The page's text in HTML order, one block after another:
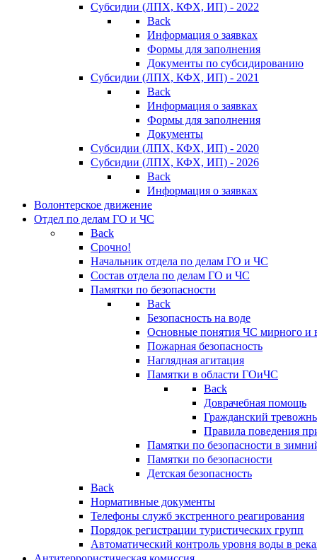
Субсидии (ЛПХ, КФХ, ИП) - 2022
Back
Информация о заявках
Формы для заполнения
Документы по субсидированию
Субсидии (ЛПХ, КФХ, ИП) - 2021
Back
Информация о заявках
Формы для заполнения
Документы
Субсидии (ЛПХ, КФХ, ИП) - 2020
Субсидии (ЛПХ, КФХ, ИП) - 2026
Back
Информация о заявках
Волонтерское движение
Отдел по делам ГО и ЧС
Back
Срочно!
Начальник отдела по делам ГО и ЧС
Состав отдела по делам ГО и ЧС
Памятки по безопасности
Back
Безопасность на воде
Основные понятия ЧС мирного и
Пожарная безопасность
Наглядная агитация
Памятки в области ГОиЧС
Back
Доврачебная помощь
Гражданский
Правила поведения
Памятки по безопасности в
Памятки по безопасности
Детская безопасность
Back
Нормативные документы
Телефоны служб экстренного реагирования
Порядок регистрации туристических групп
Автоматический контроль уровня воды в